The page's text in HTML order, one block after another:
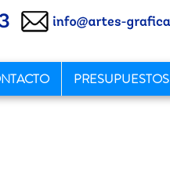
PRESUPUESTOS